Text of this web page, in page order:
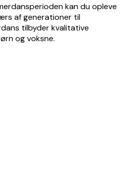
kan du opleve
af generationer til
tilbyder kvalitative
og voksne.